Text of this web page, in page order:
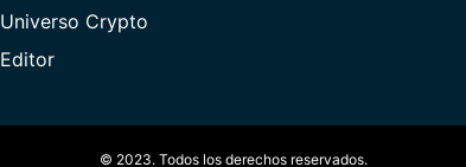
Universo Crypto
Editor
© 2023. Todos los derechos reservados.